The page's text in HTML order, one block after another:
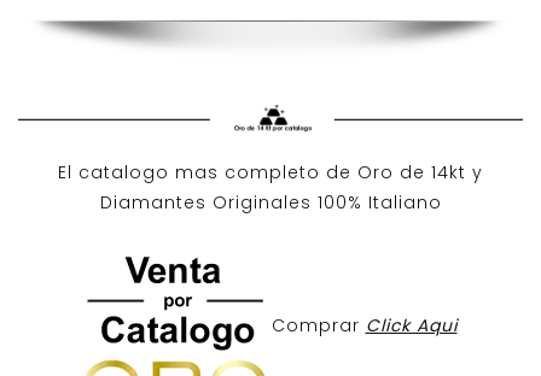
El catalogo mas completo de Oro de 14kt y
Diamantes Originales 100% Italiano
Comprar Click Aqui